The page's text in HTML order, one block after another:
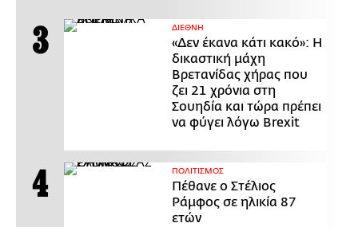
ΔΙΕΘΝΗ
«Δεν έκανα κάτι κακό»: Η
δικαστική μάχη
Βρετανίδας χήρας που
ζει 21 χρόνια στη
Σουηδία και τώρα πρέπει
να φύγει λόγω Brexit
ΠΟΛΙΤΙΣΜΟΣ
Πέθανε ο Στέλιος
Ράμφος σε ηλικία 87
ετών